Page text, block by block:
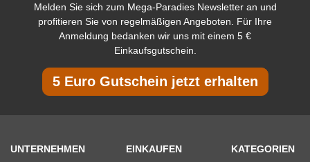
Melden Sie sich zum Mega-Paradies Newsletter an und
profitieren Sie von regelmäßigen Angeboten. Für Ihre
Anmeldung bedanken wir uns mit einem 5 €
Einkaufsgutschein.
5 Euro Gutschein jetzt erhalten
UNTERNEHMEN
EINKAUFEN
KATEGORIEN